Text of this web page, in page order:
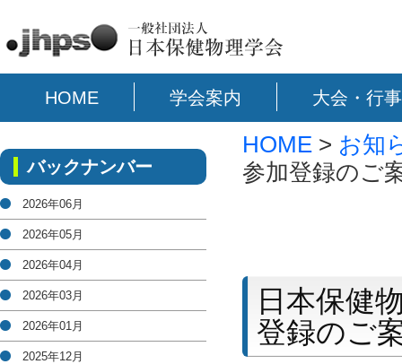
HOME 学会案内 大会・行事
HOME > お知
参加登録のご
日本保健
登録のご
バックナンバー
2026年06月
2026年05月
2026年04月
2026年03月
2026年01月
2025年12月